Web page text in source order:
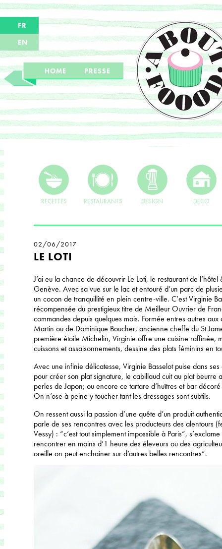
FR
EN
HOME PRESSE
RECETTES RESTAURANTS DESIGN DECO
02/06/2017
LE LOTI
J’ai eu la chance de découvrir Le Loti, le restaurant de
Genève. Avec sa vue sur le lac et entouré d’un parc de
un cocon de tranquillité en plein centre-ville. C’est Virginie
récompensée du prestigieux titre de Meilleur Ouvrier de
commandes depuis quelques mois. Formée entres autres
Martin ou de Dominique Boucher, ancienne cheffe du St
première étoile Michelin, Virginie offre une cuisine raffinée,
cuissons et assaisonnements, dessine des plats féminins en
Avec une infinie délicatesse, Virginie Basselot puise dans
pour créer son plat signature, le cabillaud cuit au plat beurre
perles de Japon; ou encore ce tartare d’huîtres et bar
On n’ose à peine y toucher tant les dressages sont subtils.
On ressent aussi la passion d’une quête d’un produit
parle de ses rencontres avec les producteurs des alentours
Vessy) : “c’est tout simplement impossible à Paris”,
rencontrer en moins d’1 heure des éleveurs ou des
oreille on peut enchaîner sur d’autres belles rencontres”.